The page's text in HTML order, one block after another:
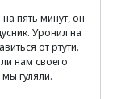
пять минут, он
Уронил на
от ртути.
нам своего
гуляли.